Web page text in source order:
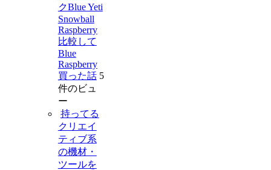
クBlue Yeti
Snowball
Raspberry
比較して
Blue
Raspberry
買った話 5
件のビュ
ー
持ってる
クリエイ
ティブ系
の機材・
ツールを